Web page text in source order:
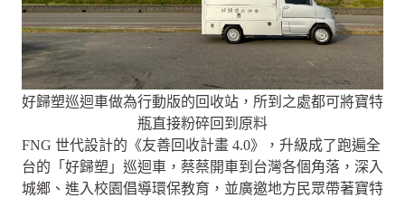
好歸塑巡迴車做為行動版的回收站，所到之處都可將寶特
瓶直接粉碎回到原料
FNG 世代設計的《友善回收計畫 4.0》，升級成了跑遍全
台的「好歸塑」巡迴車，蔡蔡開車到台灣各個角落，深入
城鄉、進入校園倡導環保教育，並廣邀地方民眾帶著寶特